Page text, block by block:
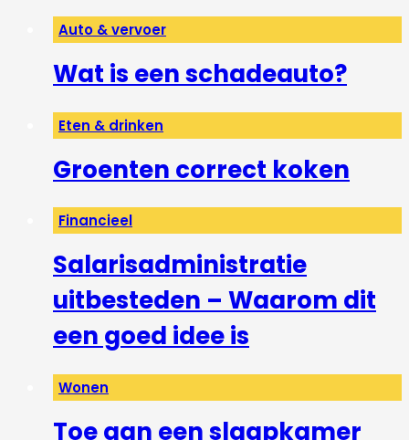
Auto & vervoer
Wat is een schadeauto?
Eten & drinken
Groenten correct koken
Financieel
Salarisadministratie
uitbesteden – Waarom dit
een goed idee is
Wonen
Toe aan een slaapkamer